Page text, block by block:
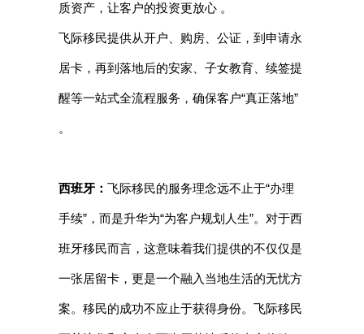
质资产，让客户的投资更放心 。
飞际移民提供从开户、购房、公证，到申请永
居卡，再到落地后的安家、子女教育、续签提
醒等一站式全流程服务，确保客户“真正落地”
。
西班牙： 飞际移民的服务理念远不止于“办理
手续”，而是升华为“为客户规划人生”。对于西
班牙移民而言，这意味着我们提供的不仅仅是
一张居留卡，更是一个融入当地生活的无忧方
案。移民的成功不应止于获得身份。飞际移民